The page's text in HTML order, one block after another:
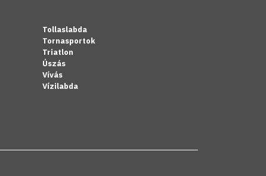
Tollaslabda
Tornasportok
Triatlon
Úszás
Vívás
Vízilabda